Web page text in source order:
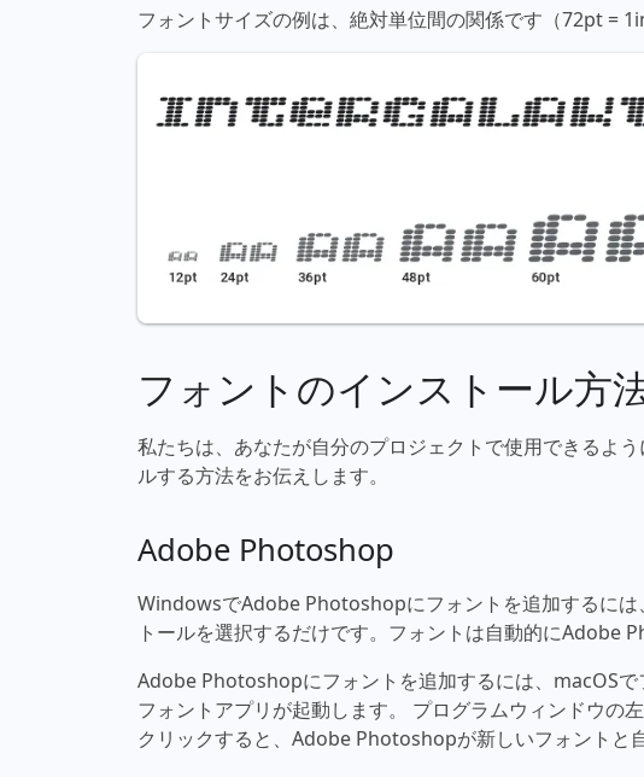
フォントサイズの例は、絶対単位間の関係です（72pt =
フォントのインストール方
私たちは、あなたが自分のプロジェクトで使用できるよ
ルする方法をお伝えします。
Adobe Photoshop
WindowsでAdobe Photoshopにフォントを追加するには
トールを選択するだけです。フォントは自動的にAdobe
Adobe Photoshopにフォントを追加するには、macOSで
フォントアプリが起動します。 プログラムウィンドウの
クリックすると、Adobe Photoshopが新しいフォントと